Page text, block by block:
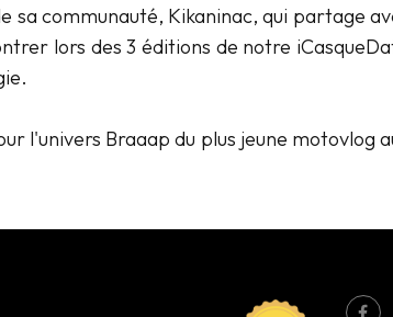
communauté, Kikaninac, qui partage
lors des 3 éditions de notre
l'univers Braaap du plus jeune motovlog